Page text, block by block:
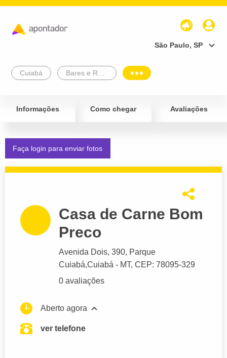
São Paulo, SP
Cuiabá
Informações Como chegar Avaliações
Faça login para enviar fotos
Casa de Carne Bom
Preco
Avenida Dois, 390, Parque
Cuiabá,Cuiabá - MT, CEP: 78095-329
0 avaliações
Aberto agora
ver telefone